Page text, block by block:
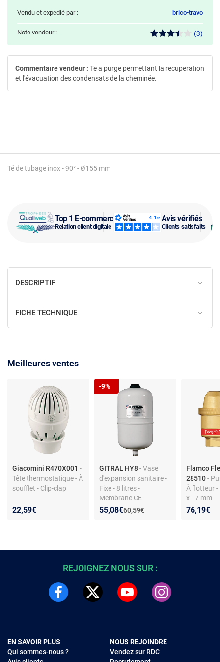
Top 1 E-commerce
Relation client digitale
Avis vérifiés
Clients satisfaits
Té de tubage inox - 90° - Ø155 mm
Vendu et expédié par : brico-travo
Note vendeur : (3)
Commentaire vendeur : Té à purge permettant la récupération
et l'évacuation des condensats de la cheminée.
DESCRIPTIF
FICHE TECHNIQUE
Meilleures ventes
Giacomini R470X001 -
Tête thermostatique - À
soufflet - Clip-clap
22,59€
GITRAL HY8- Vase
d'expansion sanitaire -
Fixe - 8 litres -
Membrane CE
Ancien prix :
60,59€
Nouveau prix :
55,08€
Réduction de :
-9%
Flamco
28510-
À flotteur -
x 17 mm
76,19€
REJOIGNEZ NOUS SUR :
EN SAVOIR PLUS
Qui sommes-nous ?
NOUS REJOINDRE
Vendez sur RDC